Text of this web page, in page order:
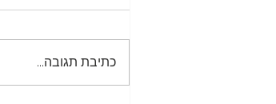
כתיבת תגובה...